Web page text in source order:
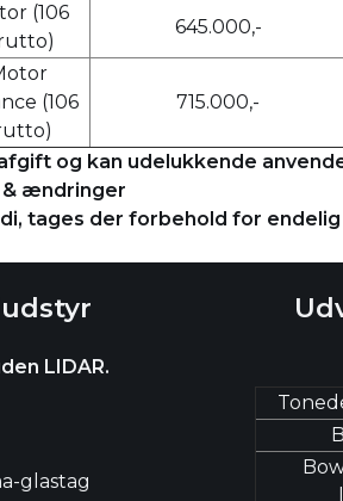
(106
645.000,-
(106
715.000,-
og kan udelukkende
ændringer
tages der forbehold for
LIDAR.
glastag